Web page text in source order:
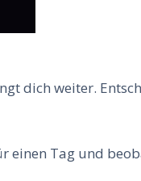
dich weiter.
einen Tag und